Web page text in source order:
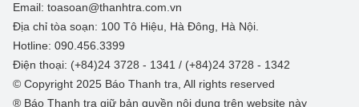
Email: toasoan@thanhtra.com.vn
Địa chỉ tòa soạn: 100 Tô Hiệu, Hà Đông, Hà Nội.
Hotline: 090.456.3399
Điện thoại: (+84)24 3728 - 1341 / (+84)24 3728 - 1342
© Copyright 2025 Báo Thanh tra, All rights reserved
® Báo Thanh tra giữ bản quyền nội dung trên website này